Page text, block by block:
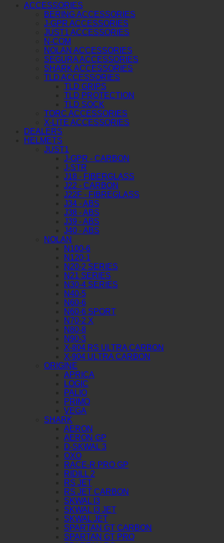
ACCESSORIES
BERING ACCESSORIES
J-GPR ACCESSORIES
JUST1 ACCESSORIES
N-COM
NOLAN ACCESSORIES
SEGURA ACCESSORIES
SHARK ACCESSORIES
TLD ACCESSORIES
TLD GRIPS
TLD PROTECTION
TLD SOCK
TORC ACCESSORIES
X-LITE ACCESSORIES
DEALERS
HELMETS
JUST1
J-GPR - CARBON
J-STR
J18 - FIBERGLASS
J22 - CARBON
J22F - FIBREGLASS
J34 - ABS
J38 - ABS
J39 - ABS
J40 - ABS
NOLAN
N100-6
N120-1
N20-2 SERIES
N21 SERIES
N30-4 SERIES
N40-5
N60-6
N60-6 SPORT
N70-2 X
N80-8
N90-3
X-804 RS ULTRA CARBON
X-904 ULTRA CARBON
ORIGINE
APRICA
LOGIC
PALIO
PRIMO
VEGA
SHARK
AERON
AERON GP
D-SKWAL 3
OXO
RACE-R PRO GP
RIDILL 2
RS JET
RS JET CARBON
SKWAL I3
SKWAL I3 JET
SKWAL JET
SPARTAN GT CARBON
SPARTAN GT PRO